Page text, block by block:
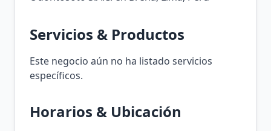
Servicios & Productos
Este negocio aún no ha listado servicios
específicos.
Horarios & Ubicación